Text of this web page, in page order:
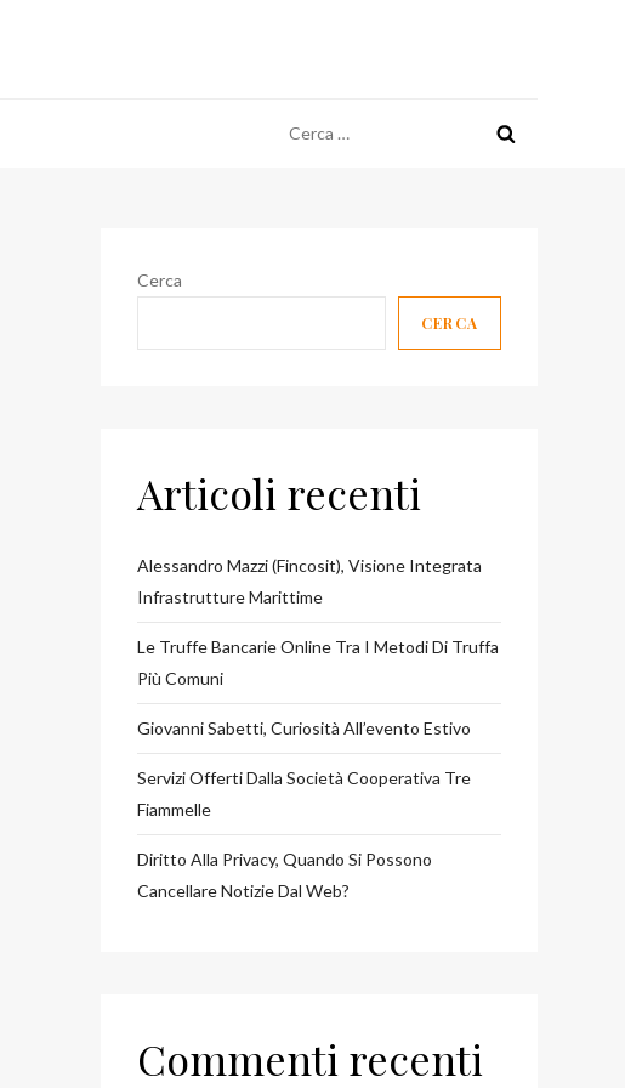
per:
Cerca
CERCA
Articoli recenti
Alessandro Mazzi (Fincosit), Visione Integrata
Infrastrutture Marittime
Le Truffe Bancarie Online Tra I Metodi Di Truffa
Più Comuni
Giovanni Sabetti, Curiosità All’evento Estivo
Servizi Offerti Dalla Società Cooperativa Tre
Fiammelle
Diritto Alla Privacy, Quando Si Possono
Cancellare Notizie Dal Web?
Commenti recenti